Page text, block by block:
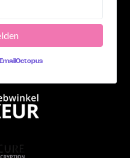
EmailOctopus